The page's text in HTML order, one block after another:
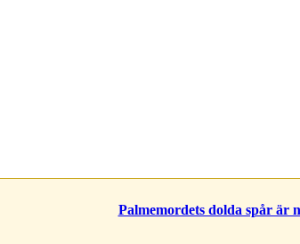
Palmemordets dolda spår är